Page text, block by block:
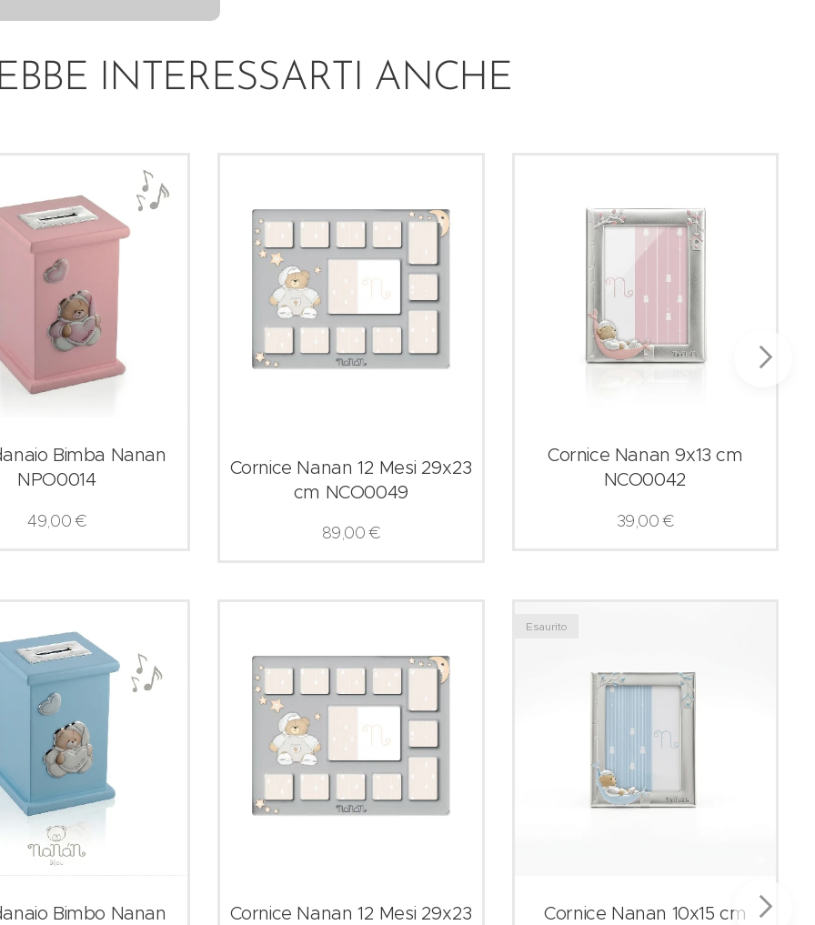
INTERESSARTI ANCHE
Bimba Nanan
NPO0014
49,00€
Cornice Nanan 12 Mesi 29x23
cm NCO0049
89,00€
Cornice Nanan 9x13 cm
NCO0042
39,00€
Bimbo Nanan
Cornice Nanan 12 Mesi 29x23
Cornice Nanan 10x15 cm
Esaurito